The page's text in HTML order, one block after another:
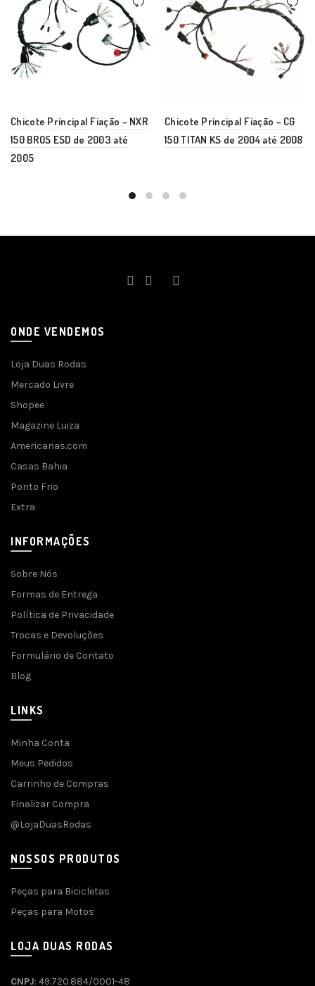
Chicote Principal Fiação – NXR
150 BROS ESD de 2003 até
2005
Chicote Principal Fiação – CG
150 TITAN KS de 2004 até 2008
ONDE VENDEMOS
Loja Duas Rodas
Mercado Livre
Shopee
Magazine Luiza
Americanas.com
Casas Bahia
Ponto Frio
Extra
INFORMAÇÕES
Sobre Nós
Formas de Entrega
Política de Privacidade
Trocas e Devoluções
Formulário de Contato
Blog
LINKS
Minha Conta
Meus Pedidos
Carrinho de Compras
Finalizar Compra
@LojaDuasRodas
NOSSOS PRODUTOS
Peças para Bicicletas
Peças para Motos
LOJA DUAS RODAS
CNPJ: 49.720.884/0001-48